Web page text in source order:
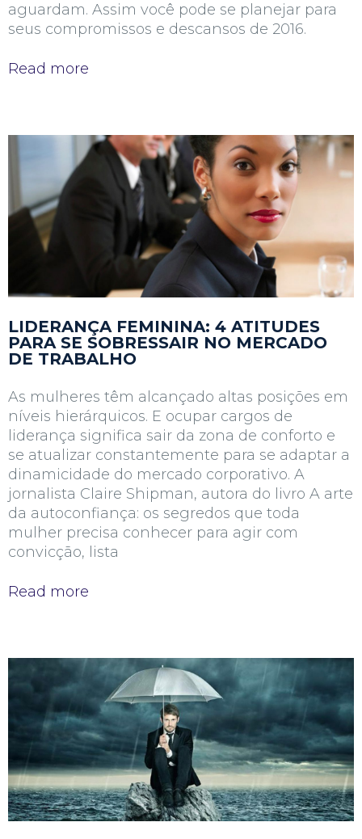
aguardam. Assim você pode se planejar para
seus compromissos e descansos de 2016.
Read more
LIDERANÇA FEMININA: 4 ATITUDES
PARA SE SOBRESSAIR NO MERCADO
DE TRABALHO
As mulheres têm alcançado altas posições em
níveis hierárquicos. E ocupar cargos de
liderança significa sair da zona de conforto e
se atualizar constantemente para se adaptar a
dinamicidade do mercado corporativo. A
jornalista Claire Shipman, autora do livro A arte
da autoconfiança: os segredos que toda
mulher precisa conhecer para agir com
convicção, lista
Read more